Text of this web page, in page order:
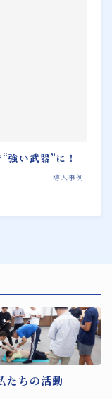
強い武器”に！
導入事例
たちの活動